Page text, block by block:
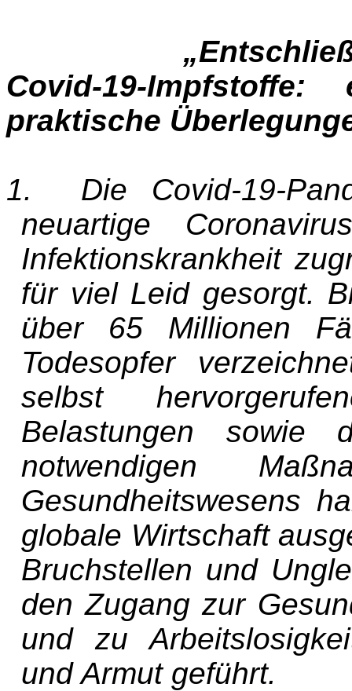
Covid-19-
praktische
1. Die Covid-19-
neuartige
Infektionskrankheit
für viel Leid gesorgt.
über 65 Millionen
Todesopfer
selbst
Belastungen sowie
notwendigen
Gesundheitswesens
globale Wirtschaft
Bruchstellen und
den Zugang zur
und zu
und Armut geführt.